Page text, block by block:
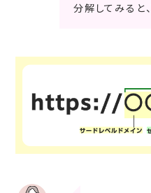
分解してみると